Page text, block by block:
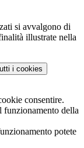
si avvalgono di
illustrate nella
i cookies
consentire.
funzionamento della
potete